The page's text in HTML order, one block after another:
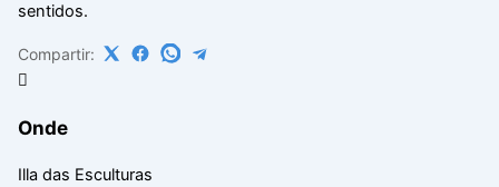
sentidos.
Compartir:
Onde
Illa das Esculturas